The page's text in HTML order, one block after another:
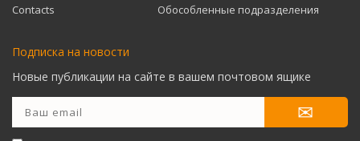
Contacts
Обособленные подразделения
Подписка на новости
Новые публикации на сайте в вашем почтовом ящике